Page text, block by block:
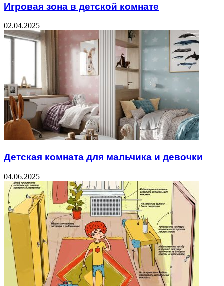
Игровая зона в детской комнате
02.04.2025
Детская комната для мальчика и девочки
04.06.2025